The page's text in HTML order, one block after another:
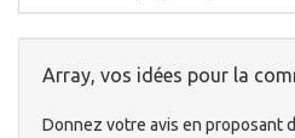
Array, vos idées pour la
Donnez votre avis en proposant